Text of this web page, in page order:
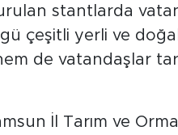
stantlarda
çeşitli yerli ve
de vatandaşlar
İl Tarım ve